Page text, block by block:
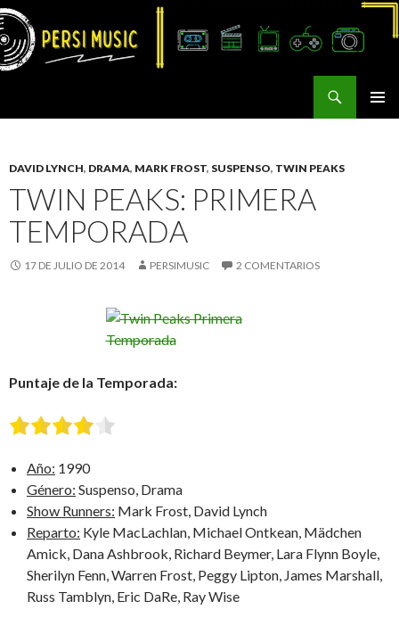
DAVID LYNCH, DRAMA, MARK FROST, SUSPENSO, TWIN PEAKS
TWIN PEAKS: PRIMERA
TEMPORADA
17 DE JULIO DE 2014 PERSIMUSIC 2 COMENTARIOS
Puntaje de la Temporada:
Año: 1990
Género: Suspenso, Drama
Show Runners: Mark Frost, David Lynch
Reparto: Kyle MacLachlan, Michael Ontkean, Mädchen
Amick, Dana Ashbrook, Richard Beymer, Lara Flynn Boyle,
Sherilyn Fenn, Warren Frost, Peggy Lipton, James Marshall,
Russ Tamblyn, Eric DaRe, Ray Wise